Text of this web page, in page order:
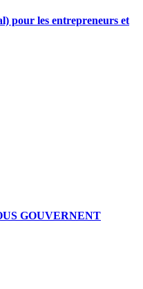
pour les entrepreneurs et
GOUVERNENT